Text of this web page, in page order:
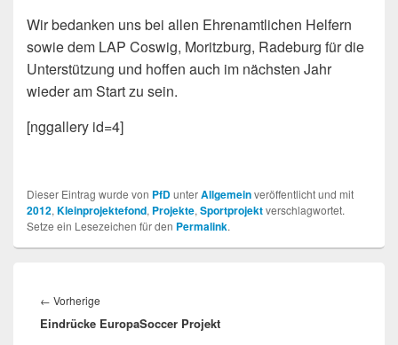
Wir bedanken uns bei allen Ehrenamtlichen Helfern
sowie dem LAP Coswig, Moritzburg, Radeburg für die
Unterstützung und hoffen auch im nächsten Jahr
wieder am Start zu sein.
[nggallery id=4]
Dieser Eintrag wurde von PfDunterAllgemeinveröffentlicht und mit
2012, Kleinprojektefond, Projekte, Sportprojektverschlagwortet.
Setze ein Lesezeichen für den Permalink.
← Vorherige
Beitrag:
Eindrücke EuropaSoccer Projekt